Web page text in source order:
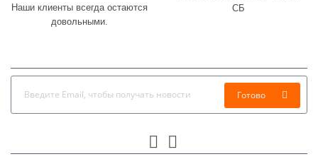
Наши клиенты всегда остаются
довольными.
СБ
Готово